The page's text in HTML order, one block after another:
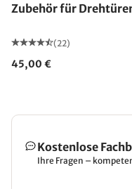
Zubehör für
(22)
45,00 €
Kostenlose
Ihre Fragen –